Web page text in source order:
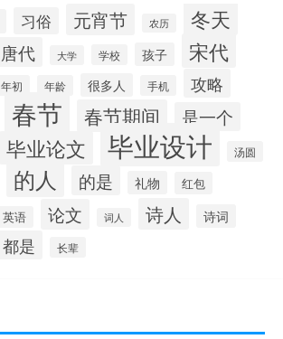
习俗 元宵节 农历 冬天
唐代 大学 学校 孩子 宋代
年初 年龄 很多人 手机 攻略
春节 春节期间 是一个
毕业论文 毕业设计 汤圆
的人 的是 礼物 红包
英语 论文 词人 诗人 诗词
都是 长辈